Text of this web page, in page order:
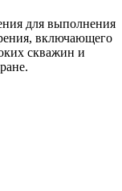
для выполнения
включающего
скважин и